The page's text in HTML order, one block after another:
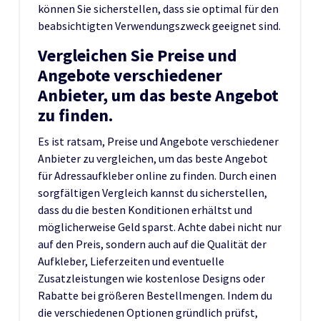
können Sie sicherstellen, dass sie optimal für den
beabsichtigten Verwendungszweck geeignet sind.
Vergleichen Sie Preise und
Angebote verschiedener
Anbieter, um das beste Angebot
zu finden.
Es ist ratsam, Preise und Angebote verschiedener
Anbieter zu vergleichen, um das beste Angebot
für Adressaufkleber online zu finden. Durch einen
sorgfältigen Vergleich kannst du sicherstellen,
dass du die besten Konditionen erhältst und
möglicherweise Geld sparst. Achte dabei nicht nur
auf den Preis, sondern auch auf die Qualität der
Aufkleber, Lieferzeiten und eventuelle
Zusatzleistungen wie kostenlose Designs oder
Rabatte bei größeren Bestellmengen. Indem du
die verschiedenen Optionen gründlich prüfst,